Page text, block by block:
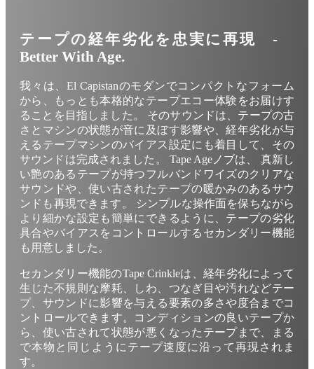
テープの経年劣化を忠実に再現 -
Better With Age.
我々は、El Capistanのモダンでコンパクトなフォーム
から、もっとも本格的なテープエコー体験をお届けす
ることを目指しました。 そのサウンドは、テープの古
さとマシンの状態が音に及ぼす影響や、経年劣化が与
えるテープマシンのバイアス設定にも着目して、その
サウンドは完成されました。 Tape Ageノブは、 真新し
い艶のあるテープが持つフルバンドワイズのクリアな
サウンドや、使い古されたテープの暖かみのあるサウ
ンドも再現できます。 シンプルな操作面を保ちながら
より細かな設定も簡単にできるように、テープの劣化
具合やバイアスをコントロールするセカンダリー機能
も用意しました。
セカンダリー機能のTape Crinkleは、経年劣化によって
生じた不規則な摩耗、しわ、つなぎ目や汚れなどテー
プ、サウンドに影響を与える要素の多さや度合までコ
ントロールできます。コンディションの良いテープか
ら、使い古されて状態が悪くなったテープまで、まる
で本物と同じようにテープ速度に沿って再現されま
す。